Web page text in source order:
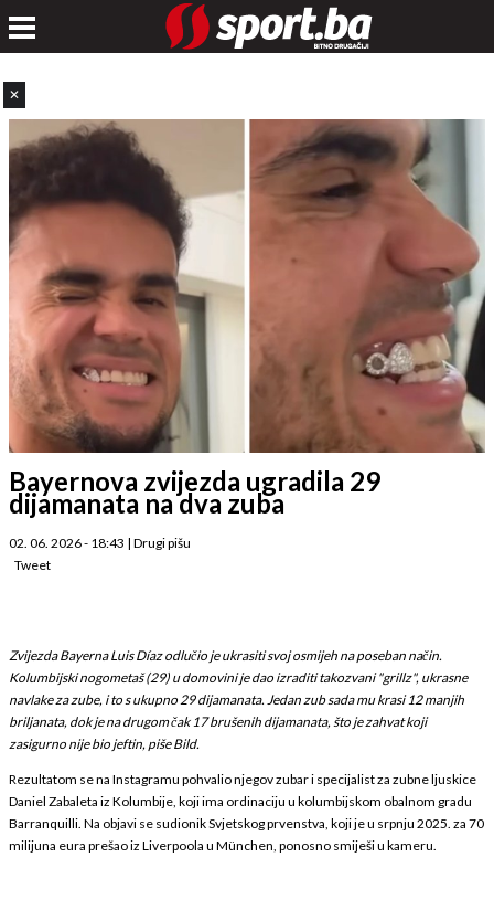
✕
Bayernova zvijezda ugradila 29
dijamanata na dva zuba
02. 06. 2026 - 18:43 | Drugi pišu
Tweet
Zvijezda Bayerna Luis Díaz odlučio je ukrasiti svoj osmijeh na poseban način.
Kolumbijski nogometaš (29) u domovini je dao izraditi takozvani "grillz", ukrasne
navlake za zube, i to s ukupno 29 dijamanata. Jedan zub sada mu krasi 12 manjih
briljanata, dok je na drugom čak 17 brušenih dijamanata, što je zahvat koji
zasigurno nije bio jeftin, piše Bild.
Rezultatom se na Instagramu pohvalio njegov zubar i specijalist za zubne ljuskice
Daniel Zabaleta iz Kolumbije, koji ima ordinaciju u kolumbijskom obalnom gradu
Barranquilli. Na objavi se sudionik Svjetskog prvenstva, koji je u srpnju 2025. za 70
milijuna eura prešao iz Liverpoola u München, ponosno smiješi u kameru.